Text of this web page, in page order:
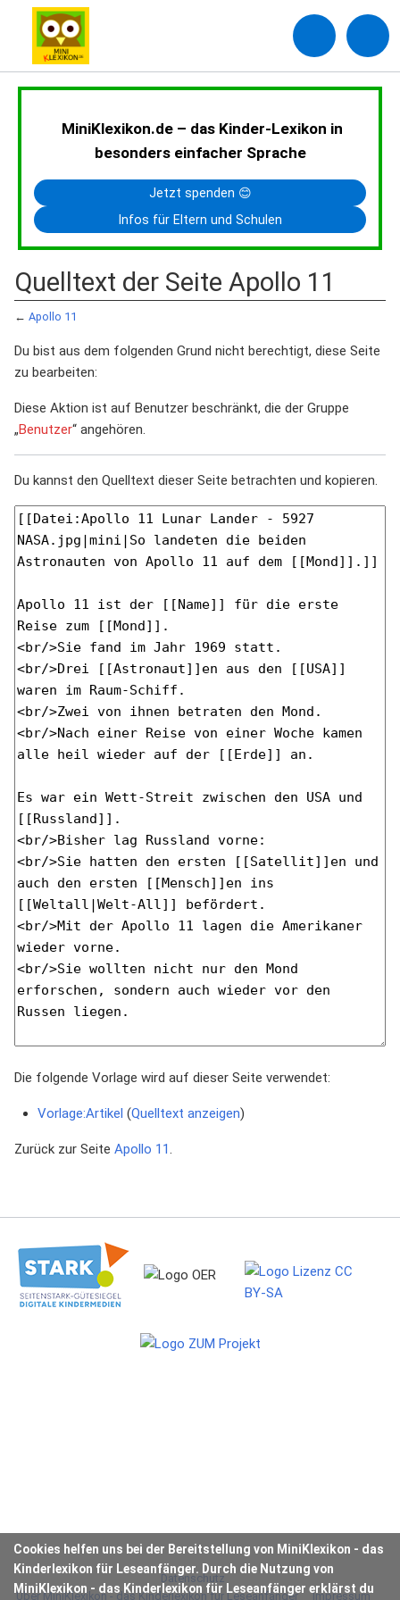
MiniKlexikon.de – das Kinder-Lexikon in
besonders einfacher Sprache
Jetzt spenden 😊
Infos für Eltern und Schulen
Quelltext der Seite Apollo 11
← Apollo 11
Du bist aus dem folgenden Grund nicht berechtigt, diese Seite
zu bearbeiten:
Diese Aktion ist auf Benutzer beschränkt, die der Gruppe
„Benutzer“ angehören.
Du kannst den Quelltext dieser Seite betrachten und kopieren.
Die folgende Vorlage wird auf dieser Seite verwendet:
Vorlage:Artikel (Quelltext anzeigen)
Zurück zur Seite Apollo 11
Cookies helfen uns bei der Bereitstellung von MiniKlexikon - das
Kinderlexikon für Leseanfänger. Durch die Nutzung von
MiniKlexikon - das Kinderlexikon für Leseanfänger erklärst du
Datenschutz
Über MiniKlexikon - das Kinderlexikon für Leseanfänger
Impressum